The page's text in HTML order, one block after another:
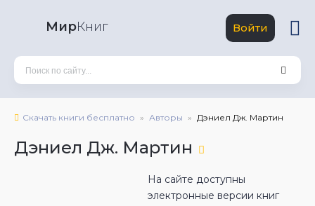
МирКниг Войти
Скачать книги бесплатно Авторы Дэниел Дж. Мартин
Дэниел Дж. Мартин
На сайте доступны
электронные версии книг